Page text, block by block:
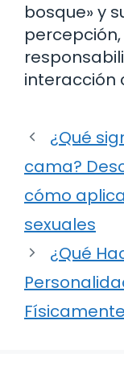
bosque» y
interacción
¿Qué
cama?
cómo
sexuales
¿Qué